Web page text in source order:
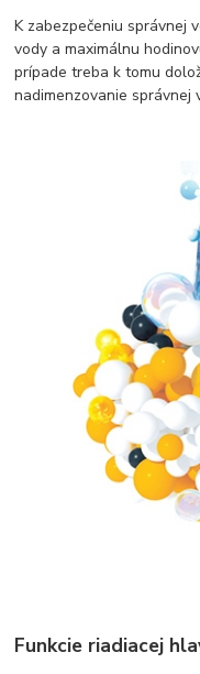
K zabezpečeniu správnej
vody a maximálnu
prípade treba k tomu
nadimenzovanie
Funkcie riadiacej